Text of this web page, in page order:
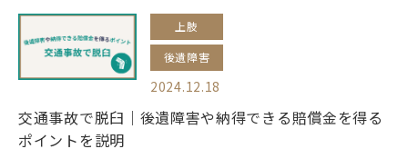
上肢
後遺障害
2024.12.18
交通事故で脱臼｜後遺障害や納得できる賠償金を得る
ポイントを説明